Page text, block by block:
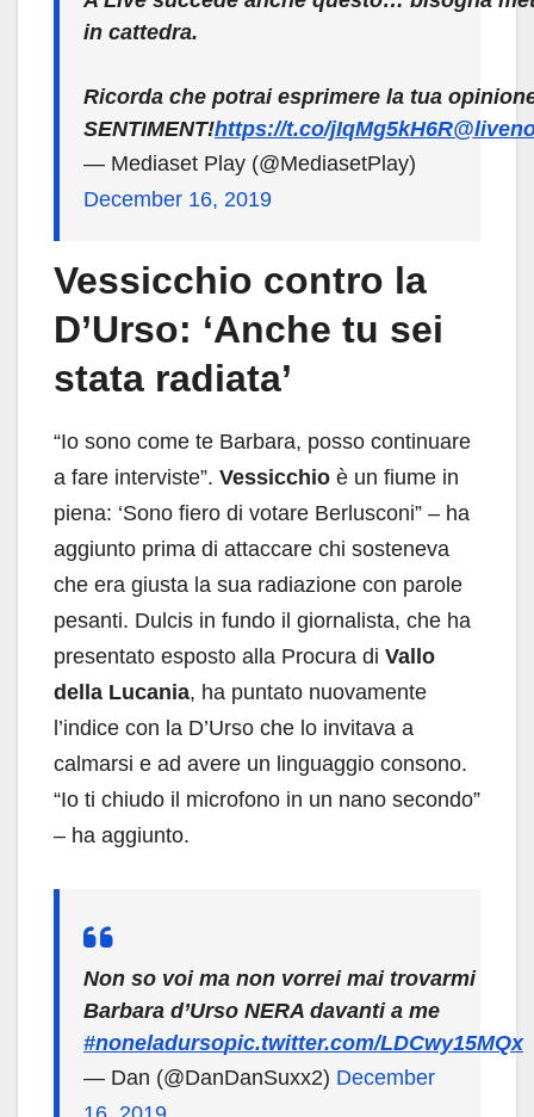
in cattedra.
Ricorda che potrai esprimere la tua
SENTIMENT!https://t.co/jIqMg5kH6R
— Mediaset Play (@MediasetPlay)
December 16, 2019
Vessicchio contro la
D’Urso: ‘Anche tu sei
stata radiata’
“Io sono come te Barbara, posso continuare
a fare interviste”. Vessicchio è un fiume in
piena: ‘Sono fiero di votare Berlusconi” – ha
aggiunto prima di attaccare chi sosteneva
che era giusta la sua radiazione con parole
pesanti. Dulcis in fundo il giornalista, che ha
presentato esposto alla Procura di Vallo
della Lucania, ha puntato nuovamente
l’indice con la D’Urso che lo invitava a
calmarsi e ad avere un linguaggio consono.
“Io ti chiudo il microfono in un nano secondo”
– ha aggiunto.
Non so voi ma non vorrei mai trovarmi
Barbara d’Urso NERA davanti a me
#noneladursopic.twitter.com/LDCwy15MQx
— Dan (@DanDanSuxx2) December